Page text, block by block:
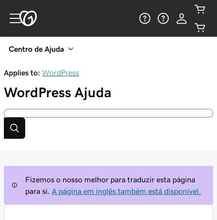
Centro de Ajuda
Applies to: WordPress
WordPress Ajuda
Fizemos o nosso melhor para traduzir esta página
para si.
A página em inglês também está disponível.